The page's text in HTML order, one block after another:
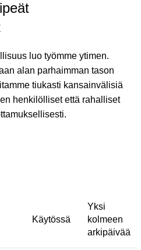
luo työmme ytimen.
alan parhaimman tason
tiukasti kansainvälisiä
henkilölliset että rahalliset
Käytössä
Yksi
kolmeen
arkipäivää